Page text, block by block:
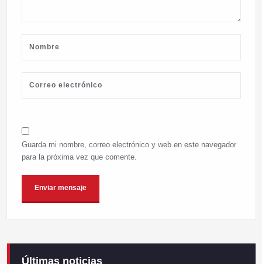
Guarda mi nombre, correo electrónico y web en este navegador
para la próxima vez que comente.
Últimas noticias